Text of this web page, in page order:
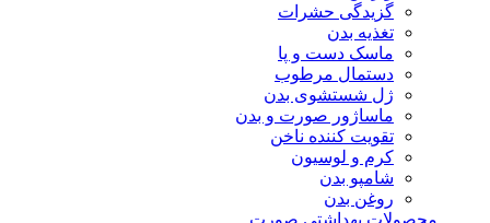
گزیدگی حشرات
تغذیه بدن
ماسک دست و پا
دستمال مرطوب
ژل شستشوی بدن
ماساژور صورت و بدن
تقویت کننده ناخن
کرم و لوسیون
شامپو بدن
روغن بدن
محصولات بهداشتی صورت